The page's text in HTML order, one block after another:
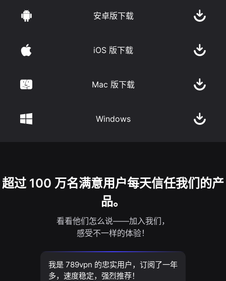
安卓版下载
iOS 版下载
Mac 版下载
Windows
超过 100 万名满意用户每天信任我们的产
品。
看看他们怎么说——加入我们，
感受不一样的体验！
我是 789vpn 的忠实用户，订阅了一年
多，速度稳定，强烈推荐！